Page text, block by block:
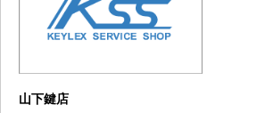
山下鍵店